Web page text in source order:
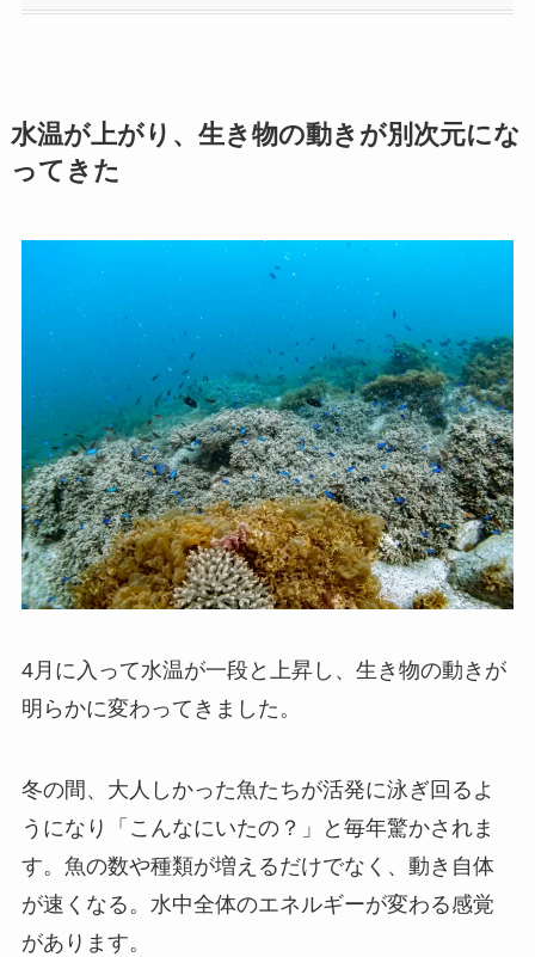
水温が上がり、生き物の動きが別次元にな
ってきた
4月に入って水温が一段と上昇し、生き物の動きが
明らかに変わってきました。
冬の間、大人しかった魚たちが活発に泳ぎ回るよ
うになり「こんなにいたの？」と毎年驚かされま
す。魚の数や種類が増えるだけでなく、動き自体
が速くなる。水中全体のエネルギーが変わる感覚
があります。